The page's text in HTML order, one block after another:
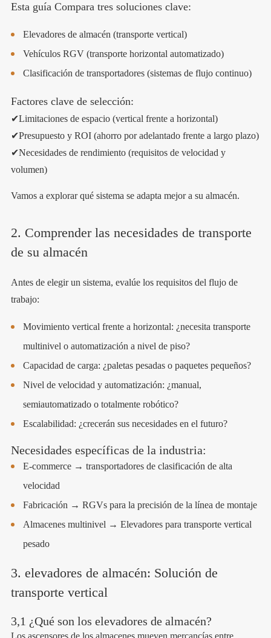
Esta guía Compara tres soluciones clave:
Elevadores de almacén (transporte vertical)
Vehículos RGV (transporte horizontal automatizado)
Clasificación de transportadores (sistemas de flujo continuo)
Factores clave de selección:
✔Limitaciones de espacio (vertical frente a horizontal)
✔Presupuesto y ROI (ahorro por adelantado frente a largo plazo)
✔Necesidades de rendimiento (requisitos de velocidad y
volumen)
Vamos a explorar qué sistema se adapta mejor a su almacén.
2. Comprender las necesidades de transporte
de su almacén
Antes de elegir un sistema, evalúe los requisitos del flujo de
trabajo:
Movimiento vertical frente a horizontal: ¿necesita transporte
multinivel o automatización a nivel de piso?
Capacidad de carga: ¿paletas pesadas o paquetes pequeños?
Nivel de velocidad y automatización: ¿manual,
semiautomatizado o totalmente robótico?
Escalabilidad: ¿crecerán sus necesidades en el futuro?
Necesidades específicas de la industria:
E-commerce → transportadores de clasificación de alta
velocidad
Fabricación → RGVs para la precisión de la línea de montaje
Almacenes multinivel → Elevadores para transporte vertical
pesado
3. elevadores de almacén: Solución de
transporte vertical
3,1 ¿Qué son los elevadores de almacén?
Los ascensores de los almacenes mueven mercancías entre